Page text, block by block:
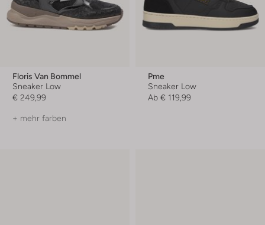
Floris Van Bommel
Sneaker Low
€ 249,99
+ mehr farben
Pme
Sneaker Low
Ab € 119,99